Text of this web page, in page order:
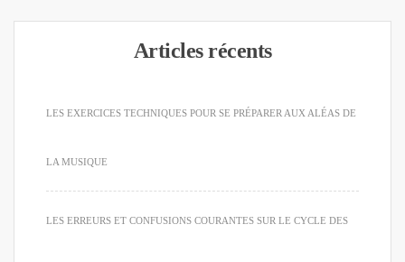
Articles récents
LES EXERCICES TECHNIQUES POUR SE PRÉPARER AUX ALÉAS DE
LA MUSIQUE
LES ERREURS ET CONFUSIONS COURANTES SUR LE CYCLE DES